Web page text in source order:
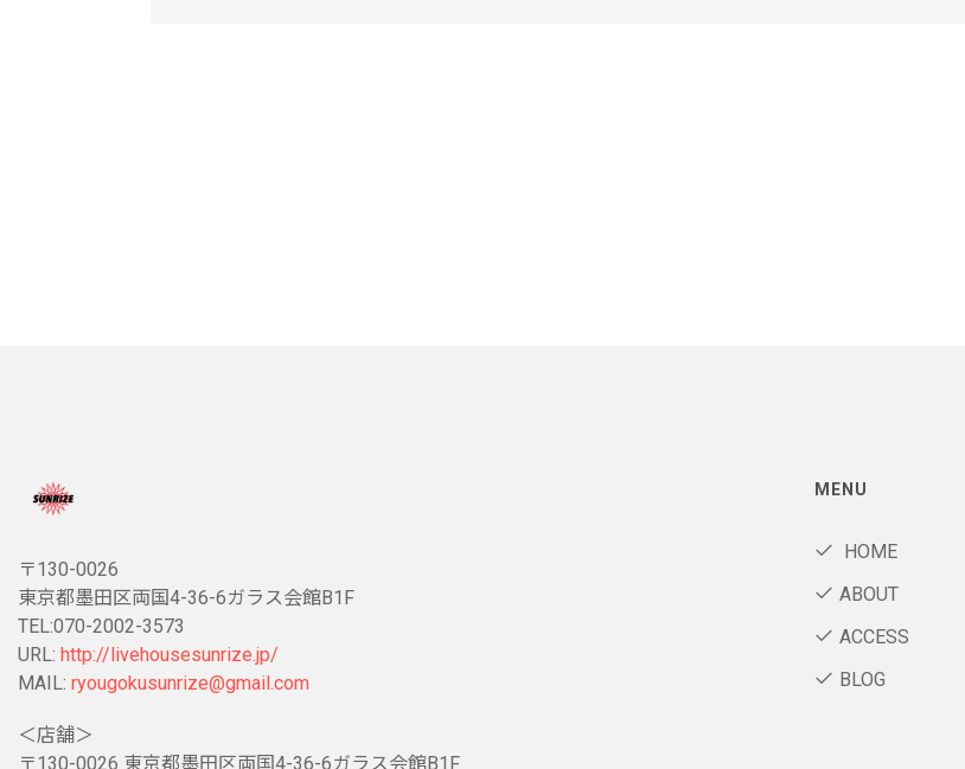
〒130-0026
東京都墨田区両国4-36-6ガラス会館B1F
TEL:070-2002-3573
URL: http://livehousesunrize.jp/
MAIL: ryougokusunrize@gmail.com
＜店舗＞
〒130-0026 東京都墨田区両国4-36-6ガラス会館B1F
MENU
HOME
ABOUT
ACCESS
BLOG